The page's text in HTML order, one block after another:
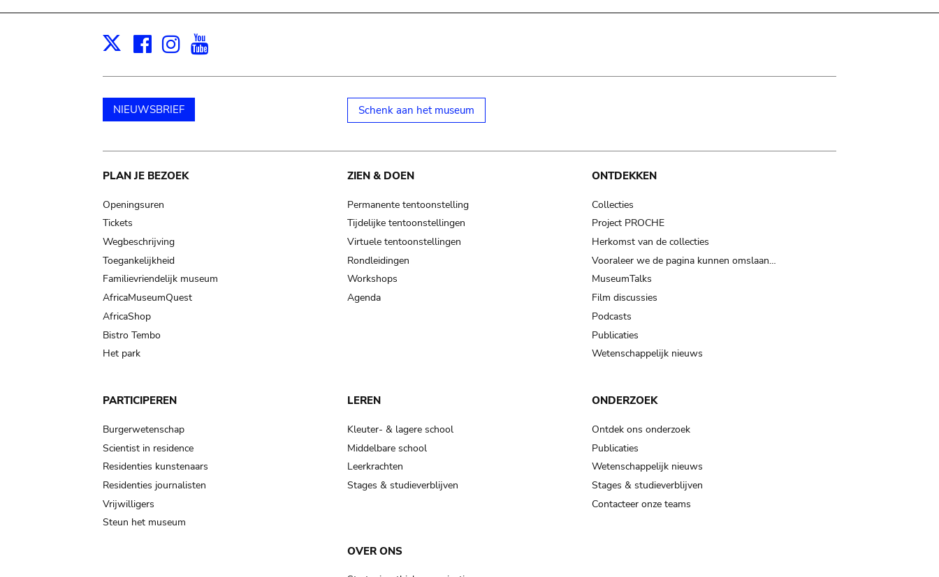
X Facebook
Instagram
NIEUWSBRIEF Schenk aan het museum
Main
navigation
PLAN JE BEZOEK
Openingsuren
Tickets
Wegbeschrijving
Toegankelijkheid
Familievriendelijk museum
AfricaMuseumQuest
AfricaShop
Bistro Tembo
Het park
ZIEN & DOEN
Permanente tentoonstelling
Tijdelijke tentoonstellingen
Virtuele tentoonstellingen
Rondleidingen
Workshops
Agenda
ONTDEKKEN
Collecties
Project PROCHE
Herkomst van de collecties
Vooraleer we de pagina kunnen omslaan…
MuseumTalks
Film discussies
Podcasts
Publicaties
Wetenschappelijk nieuws
PARTICIPEREN
Burgerwetenschap
Scientist in residence
Residenties kunstenaars
Residenties journalisten
Vrijwilligers
Steun het museum
LEREN
Kleuter- & lagere school
Middelbare school
Leerkrachten
Stages & studieverblijven
ONDERZOEK
Ontdek ons onderzoek
Publicaties
Wetenschappelijk nieuws
Stages & studieverblijven
Contacteer onze teams
OVER ONS